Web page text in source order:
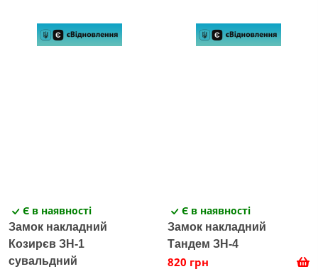
Є в наявності
Замок накладний
Козирєв ЗН-1
сувальдний
Є в наявності
Замок накладний
Тандем ЗН-4
820 грн